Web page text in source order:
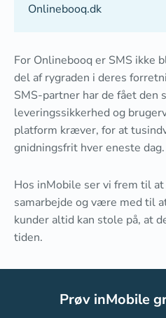
Onlinebooq.dk
For Onlinebooq er SMS ikke
del af rygraden i deres
SMS-partner har de fået den
leveringssikkerhed og
platform kræver, for at
gnidningsfrit hver eneste dag.
Hos inMobile ser vi frem til
samarbejde og være med til
kunder altid kan stole på, at
tiden.
Prøv inMobile